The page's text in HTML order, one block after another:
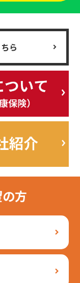
ら
方